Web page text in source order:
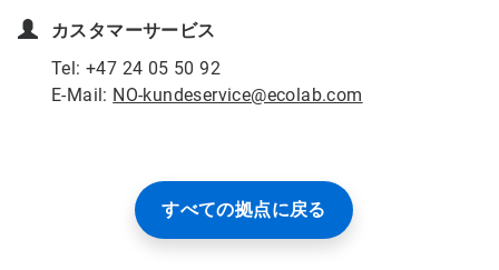
カスタマーサービス
Tel: +47 24 05 50 92
E-Mail: NO-kundeservice@ecolab.com
すべての拠点に戻る